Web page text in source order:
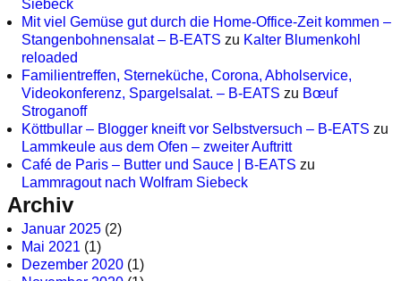
Siebeck
Mit viel Gemüse gut durch die Home-Office-Zeit kommen –
Stangenbohnensalat – B-EATS zu Kalter Blumenkohl
reloaded
Familientreffen, Sterneküche, Corona, Abholservice,
Videokonferenz, Spargelsalat. – B-EATS zu Bœuf
Stroganoff
Köttbullar – Blogger kneift vor Selbstversuch – B-EATS zu
Lammkeule aus dem Ofen – zweiter Auftritt
Café de Paris – Butter und Sauce | B-EATS zu
Lammragout nach Wolfram Siebeck
Archiv
Januar 2025 (2)
Mai 2021 (1)
Dezember 2020 (1)